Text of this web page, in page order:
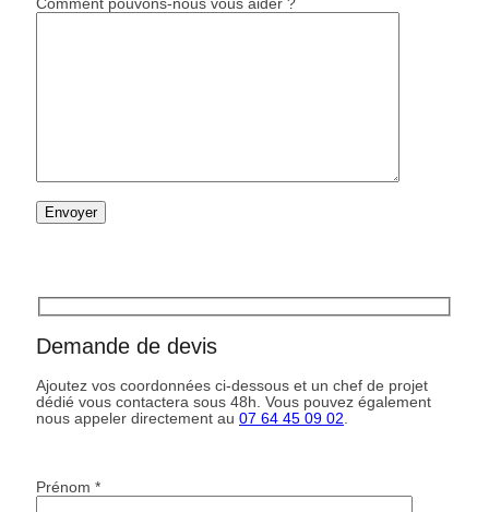
Comment pouvons-nous vous aider ?
Demande de devis
Ajoutez vos coordonnées ci-dessous et un chef de projet
dédié vous contactera sous 48h. Vous pouvez également
nous appeler directement au 07 64 45 09 02.
Prénom *